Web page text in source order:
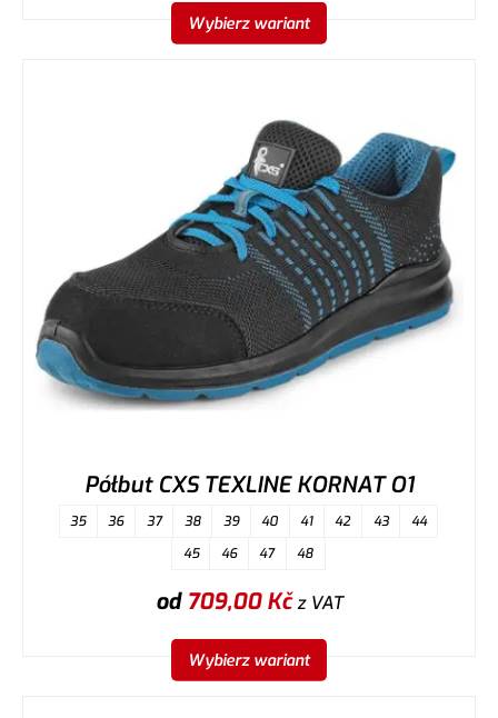
Wybierz wariant
Półbut CXS TEXLINE KORNAT O1
35 36 37 38 39 40 41 42 43
44
45
46 47 48
od 709,00Kčz VAT
Wybierz wariant